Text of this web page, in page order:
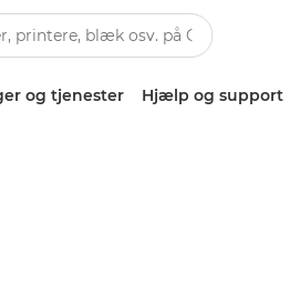
og tjenester Hjælp og support